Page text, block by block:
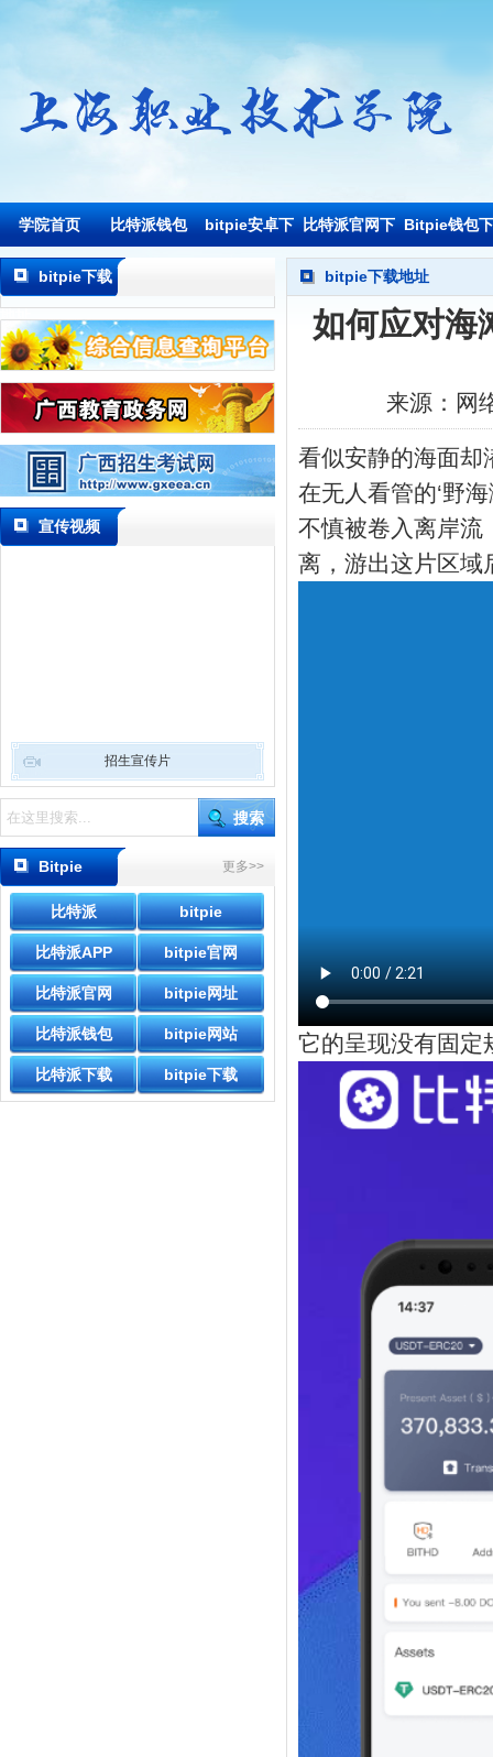
学院首页 比特派钱包 bitpie安卓下 比特派官网下
载
Bitpie钱包
bitpie下载
宣传视频
招生宣传片
Bitpie
Wallet
更多>>
比特派 bitpie
比特派APP bitpie官网
比特派官网 bitpie网址
比特派钱包 bitpie网站
比特派下载 bitpie下载
bitpie下载地址
如何应对海
来源：网
看似安静的海面却
在无人看管的‘野
不慎被卷入离岸流
离，游出这片区域
它的呈现没有固定